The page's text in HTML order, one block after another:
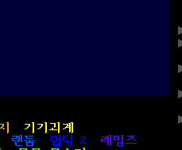
기기괴계
랜둠 랩틱 2
레밍즈